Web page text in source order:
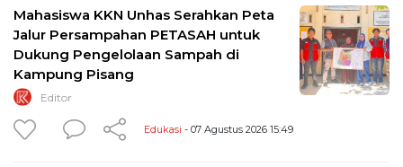
Mahasiswa KKN Unhas Serahkan Peta
Jalur Persampahan PETASAH untuk
Dukung Pengelolaan Sampah di
Kampung Pisang
Editor
Edukasi - 07 Agustus 2026 15:49